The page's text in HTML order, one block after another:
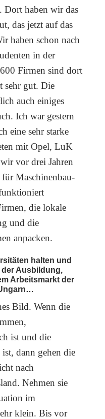
Dort haben wir das
das jetzt auf das
haben schon nach
in der
Firmen sind dort
sehr gut. Die
auch einiges
Ich war gestern
eine sehr starke
mit Opel, LuK
vor drei Jahren
Maschinenbau-
die lokale
und die
anpacken.
halten und
Ausbildung,
Arbeitsmarkt der
Bild. Wenn die
ist und die
dann gehen die
nach
Nehmen sie
im
klein. Bis vor